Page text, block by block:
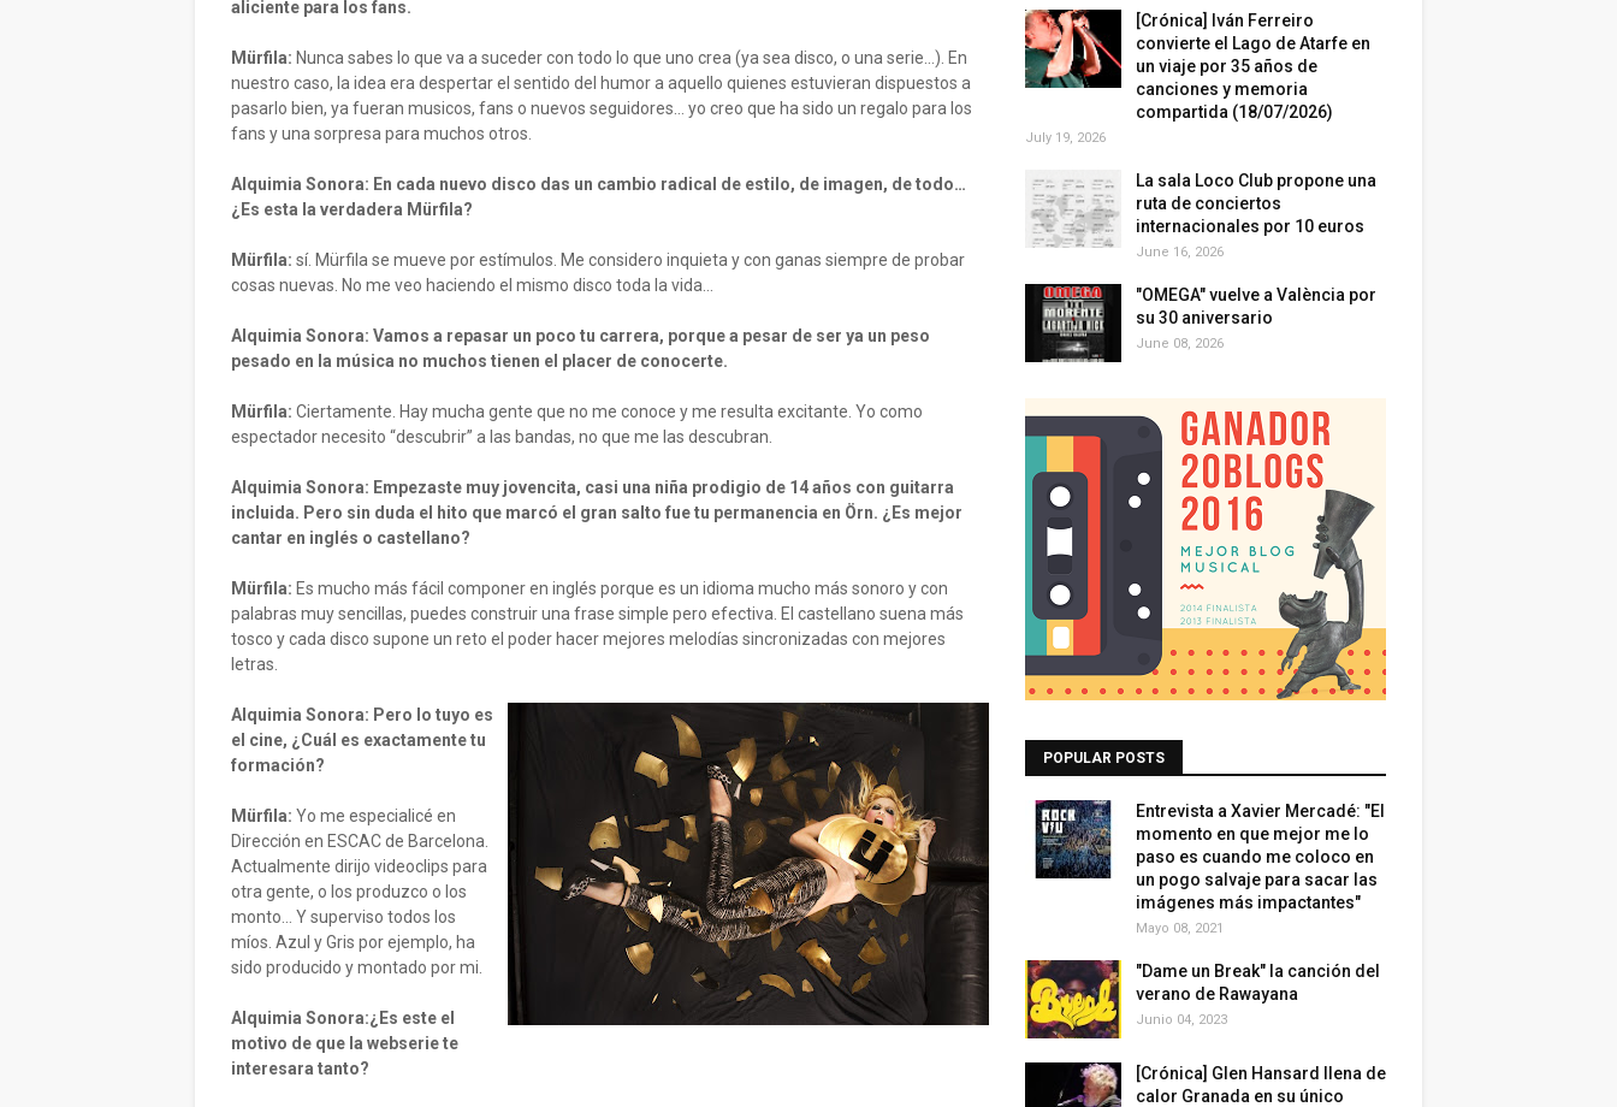
aliciente para los fans.
Mürfila: Nunca sabes lo que va a suceder con todo lo que uno crea (ya sea disco, o una serie…). En
nuestro caso, la idea era despertar el sentido del humor a aquello quienes estuvieran dispuestos a
pasarlo bien, ya fueran musicos, fans o nuevos seguidores… yo creo que ha sido un regalo para los
fans y una sorpresa para muchos otros.
Alquimia Sonora: En cada nuevo disco das un cambio radical de estilo, de imagen, de todo…
¿Es esta la verdadera Mürfila?
Mürfila: sí. Mürfila se mueve por estímulos. Me considero inquieta y con ganas siempre de probar
cosas nuevas. No me veo haciendo el mismo disco toda la vida…
Alquimia Sonora: Vamos a repasar un poco tu carrera, porque a pesar de ser ya un peso
pesado en la música no muchos tienen el placer de conocerte.
Mürfila: Ciertamente. Hay mucha gente que no me conoce y me resulta excitante. Yo como
espectador necesito “descubrir” a las bandas, no que me las descubran.
Alquimia Sonora: Empezaste muy jovencita, casi una niña prodigio de 14 años con guitarra
incluida. Pero sin duda el hito que marcó el gran salto fue tu permanencia en Örn. ¿Es mejor
cantar en inglés o castellano?
Mürfila: Es mucho más fácil componer en inglés porque es un idioma mucho más sonoro y con
palabras muy sencillas, puedes construir una frase simple pero efectiva. El castellano suena más
tosco y cada disco supone un reto el poder hacer mejores melodías sincronizadas con mejores
letras.
Alquimia Sonora: Pero lo tuyo es
el cine, ¿Cuál es exactamente tu
formación?
Mürfila: Yo me especialicé en
Dirección en ESCAC de Barcelona.
Actualmente dirijo videoclips para
otra gente, o los produzco o los
monto… Y superviso todos los
míos. Azul y Gris por ejemplo, ha
sido producido y montado por mi.
Alquimia Sonora:¿Es este el
motivo de que la webserie te
interesara tanto?
[Crónica] Iván Ferreiro
convierte el Lago de Atarfe en
un viaje por 35 años de
canciones y memoria
compartida (18/07/2026)
July 19, 2026
La sala Loco Club propone una
ruta de conciertos
internacionales por 10 euros
June 16, 2026
"OMEGA" vuelve a València por
su 30 aniversario
June 08, 2026
POPULAR POSTS
Entrevista a Xavier Mercadé: "El
momento en que mejor me lo
paso es cuando me coloco en
un pogo salvaje para sacar las
imágenes más impactantes"
Mayo 08, 2021
"Dame un Break" la canción del
verano de Rawayana
Junio 04, 2023
[Crónica] Glen Hansard llena de
calor Granada en su único